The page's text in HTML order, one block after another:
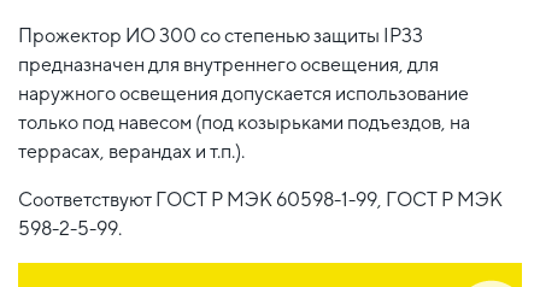
Прожектор ИО 300 со степенью защиты IP33
предназначен для внутреннего освещения, для
наружного освещения допускается использование
только под навесом (под козырьками подъездов, на
террасах, верандах и т.п.).
Соответствуют ГОСТ Р МЭК 60598-1-99, ГОСТ Р МЭК
598-2-5-99.